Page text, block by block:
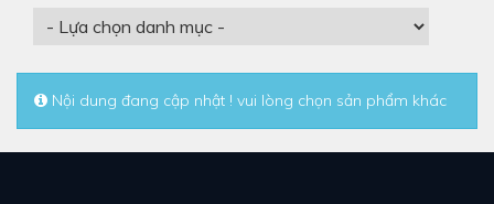
Nội dung đang cập nhật ! vui lòng chọn sản phẩm khác